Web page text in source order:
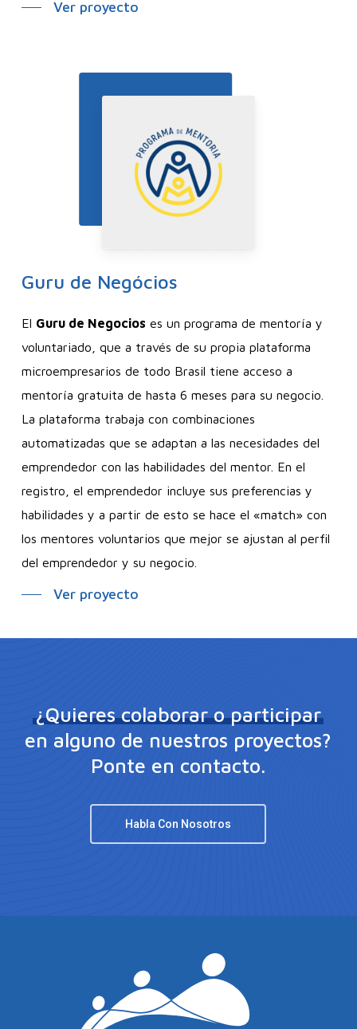
Ver proyecto
Guru de Negócios
El Guru de Negocios es un programa de mentoría y
voluntariado, que a través de su propia plataforma
microempresarios de todo Brasil tiene acceso a
mentoría gratuita de hasta 6 meses para su negocio.
La plataforma trabaja con combinaciones
automatizadas que se adaptan a las necesidades del
emprendedor con las habilidades del mentor. En el
registro, el emprendedor incluye sus preferencias y
habilidades y a partir de esto se hace el «match» con
los mentores voluntarios que mejor se ajustan al perfil
del emprendedor y su negocio.
Ver proyecto
¿Quieres colaborar o participar
en alguno de nuestros proyectos?
Ponte en contacto.
Habla Con Nosotros